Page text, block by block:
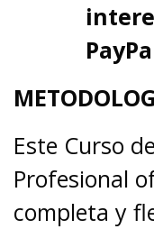
Este Curso
Profesional
completa y